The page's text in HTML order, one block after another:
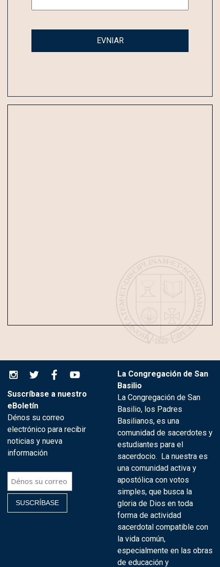
Suscríbase a nuestro
eBoletín
Dénos su correo
electrónico para recibir
noticias y nueva
información
La Congregación de San
Basilio
La Congregación de San
Basilio, los Padres
Basilianos, es una
comunidad de sacerdotes y
estudiantes para el
sacerdocio. La nuestra es
una comunidad activa y
apostólica con votos
simples, que busca la
gloria de Dios en toda
forma de actividad
sacerdotal compatible con
la vida común,
especialmente en las obras
de educación y